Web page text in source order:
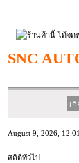
SNC
เ
August 9, 2026,
สถิติทั่วไป